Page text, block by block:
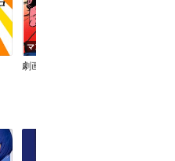
マンガ｜巻